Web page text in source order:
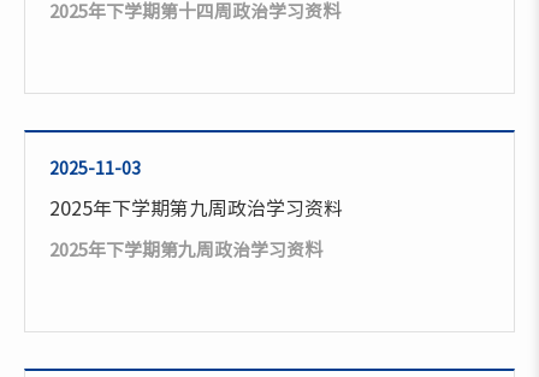
2025年下学期第十四周政治学习资料
2025-11-03
2025年下学期第九周政治学习资料
2025年下学期第九周政治学习资料